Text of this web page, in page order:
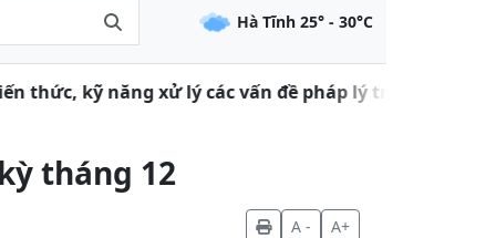
Hà Tĩnh 25° - 30°C
kỹ năng xử lý các vấn đề pháp lý trong đàm
tháng 12
A - A+